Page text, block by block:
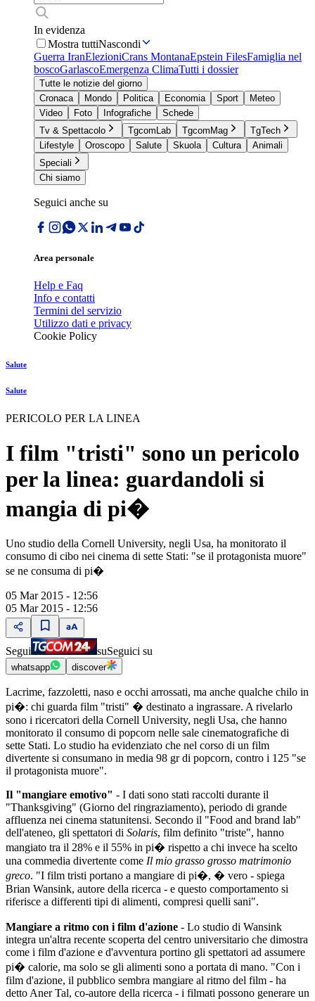
In evidenza
Mostra tuttiNascondi
Guerra IranElezioniCrans MontanaEpstein FilesFamiglia nel
boscoGarlascoEmergenza ClimaTutti i dossier
Tutte le notizie del giorno
Cronaca
Mondo Politica Economia Sport
Meteo
Video
Foto Infografiche
Schede
Tv & Spettacolo
TgcomLab TgcomMag
TgTech
Lifestyle
Oroscopo Salute Skuola Cultura
Animali
Speciali
Chi siamo
Seguici anche su
Area personale
Help e Faq
Info e contatti
Termini del servizio
Utilizzo dati e privacy
Cookie Policy
Salute
Salute
PERICOLO PER LA LINEA
I film "tristi" sono un pericolo
per la linea: guardandoli si
mangia di pi�
Uno studio della Cornell University, negli Usa, ha monitorato il
consumo di cibo nei cinema di sette Stati: "se il protagonista muore"
se ne consuma di pi�
05 Mar 2015 - 12:56
05 Mar 2015 - 12:56
Segui suSeguici su
whatsapp discover
Lacrime, fazzoletti, naso e occhi arrossati, ma anche qualche chilo in
pi�: chi guarda film "tristi" � destinato a ingrassare. A rivelarlo
sono i ricercatori della Cornell University, negli Usa, che hanno
monitorato il consumo di popcorn nelle sale cinematografiche di
sette Stati. Lo studio ha evidenziato che nel corso di un film
divertente si consumano in media 98 gr di popcorn, contro i 125 "se
il protagonista muore".
Il "mangiare emotivo" - I dati sono stati raccolti durante il
"Thanksgiving" (Giorno del ringraziamento), periodo di grande
affluenza nei cinema statunitensi. Secondo il "Food and brand lab"
dell'ateneo, gli spettatori di Solaris, film definito "triste", hanno
mangiato tra il 28% e il 55% in pi� rispetto a chi invece ha scelto
una commedia divertente come Il mio grasso grosso matrimonio
greco. "I film tristi portano a mangiare di pi�, � vero - spiega
Brian Wansink, autore della ricerca - e questo comportamento si
riferisce a differenti tipi di alimenti, compresi quelli sani".
Mangiare a ritmo con i film d'azione - Lo studio di Wansink
integra un'altra recente scoperta del centro universitario che dimostra
come i film d'azione e d'avventura portino gli spettatori ad assumere
pi� calorie, ma solo se gli alimenti sono a portata di mano. "Con i
film d'azione, il pubblico sembra mangiare al ritmo del film - ha
detto Aner Tal, co-autore della ricerca - i filmati possono generare un